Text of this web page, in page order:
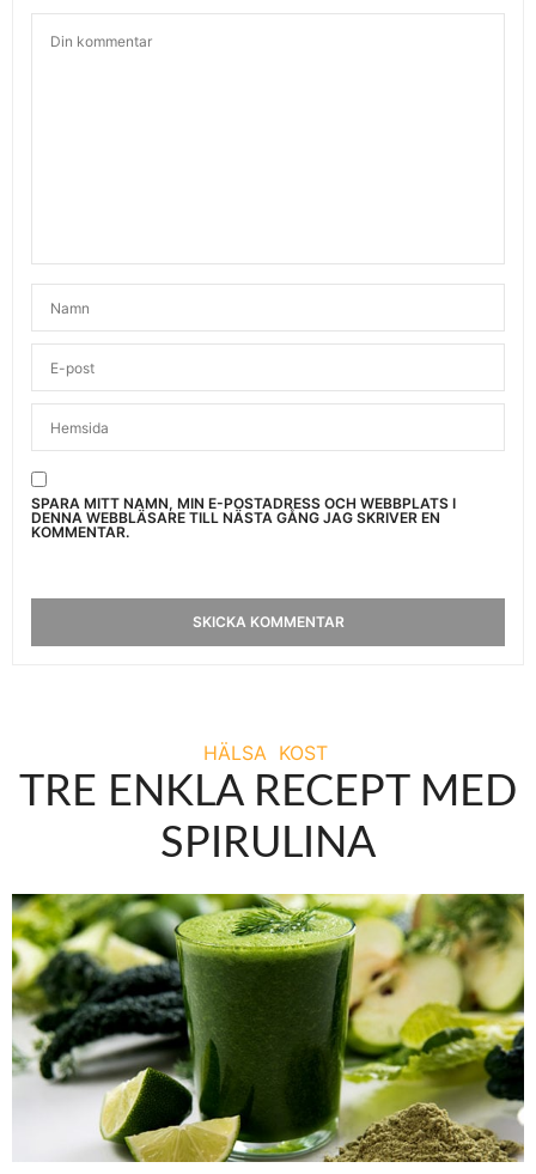
SPARA MITT NAMN, MIN E-POSTADRESS OCH WEBBPLATS I
DENNA WEBBLÄSARE TILL NÄSTA GÅNG JAG SKRIVER EN
KOMMENTAR.
HÄLSA KOST
TRE ENKLA RECEPT MED
SPIRULINA